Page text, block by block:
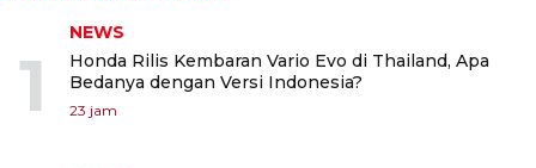
1
NEWS
Honda Rilis Kembaran Vario Evo di Thailand, Apa
Bedanya dengan Versi Indonesia?
23 jam